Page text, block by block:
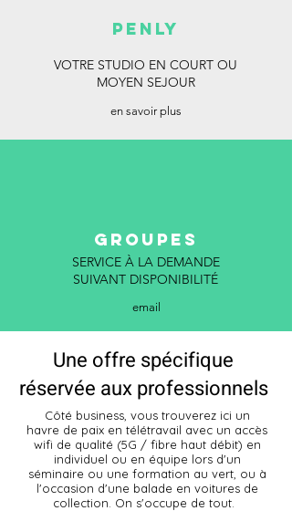
penly
VOTRE STUDIO EN COURT OU
MOYEN SEJOUR
en savoir plus
groupes
SERVICE À LA DEMANDE
SUIVANT DISPONIBILITÉ
email
Une offre spécifique
réservée aux professionnels
​Côté business, vous trouverez ici un
havre de paix en télétravail avec un accès
wifi de qualité (5G / fibre haut débit) en
individuel ou en équipe lors d'un
séminaire ou une formation au vert, ou à
l'occasion d'une balade en voitures de
collection. On s'occupe de tout.